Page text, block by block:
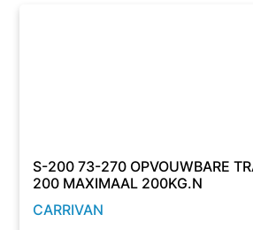
S-200 73-270 OPVOUWBARE
200 MAXIMAAL 200KG.N
CARRIVAN